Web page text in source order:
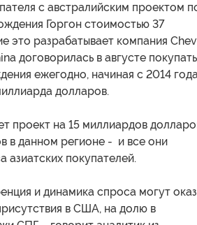
с австралийским проектом
Горгон стоимостью 37
это разрабатывает компания
договорилась в августе
ежегодно, начиная с 2014
долларов.
проект на 15 миллиардов
в данном регионе - и все они
азиатских покупателей.
и динамика спроса могут
в США, на долю в